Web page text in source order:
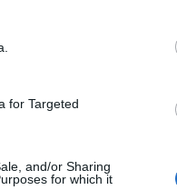
for Targeted
and/or Sharing
for which it
συσσωρευτούν και
θα δώσετε τη
εκείνα που έχουν να
και